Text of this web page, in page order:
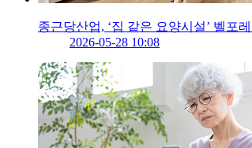
종근당산업, ‘집 같은 요양시설’ 벨포
2026-05-28 10:08